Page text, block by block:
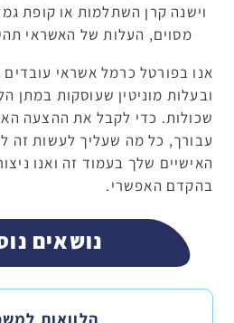
וישנה קרן השתלמות או קופת
מסוים, העלות של האשראי
אנו בפורטל כרמל אשראי
ובעלות מוניטין שעוסקות במתן
שכולות. כדי לקבל את ההצעה
עבורך, כל מה שעליך לעשות זה
האישיים שלך בעמוד זה ואנו
בהקדם האפשרי.
נושאים